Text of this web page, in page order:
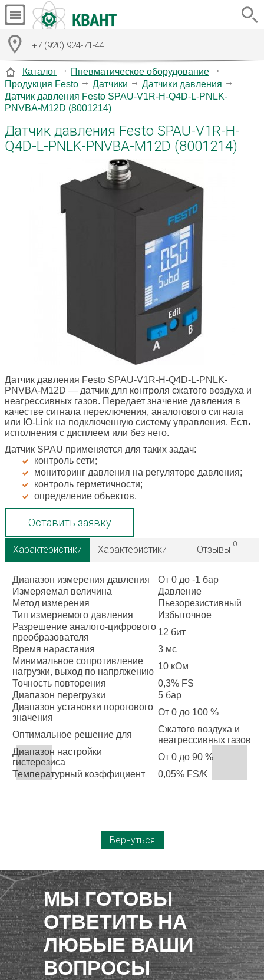
+7 (920) 924-71-44
Каталог
Пневматическое оборудование
Продукция Festo
Датчики
Датчики давления
Датчик давления Festo SPAU-V1R-H-Q4D-L-PNLK-
PNVBA-M12D (8001214)
Датчик давления Festo SPAU-V1R-H-
Q4D-L-PNLK-PNVBA-M12D (8001214)
Датчик давления Festo SPAU-V1R-H-Q4D-L-PNLK-
PNVBA-M12D — датчик для контроля сжатого воздуха и
неагрессивных газов. Передает значение давления в
качестве сигнала переключения, аналогового сигнала
или IO-Link на подключенную систему управления. Есть
исполнения с дисплеем или без него.
Датчик SPAU применяется для таких задач:
контроль сети;
мониторинг давления на регуляторе давления;
контроль герметичности;
определение объектов.
Оставить заявку
Характеристики Характеристики Отзывы
0
Диапазон измерения давления
От 0 до -1 бар
Измеряемая величина
Давление
Метод измерения
Пьезорезистивный
Тип измеряемого давления
Избыточное
Разрешение аналого-цифрового
преобразователя
12 бит
Время нарастания
3 мс
Минимальное сопротивление
нагрузки, выход по напряжению
10 кОм
Точность повторения
0,3% FS
Диапазон перегрузки
5 бар
Диапазон установки порогового
значения
От 0 до 100 %
Оптимальное решение для
Сжатого воздуха и
неагрессивных газов
Диапазон настройки
гистерезиса
От 0 до 90 %
Температурный коэффициент
0,05% FS/K
Вернуться
МЫ ГОТОВЫ
ОТВЕТИТЬ НА
ЛЮБЫЕ ВАШИ
ВОПРОСЫ